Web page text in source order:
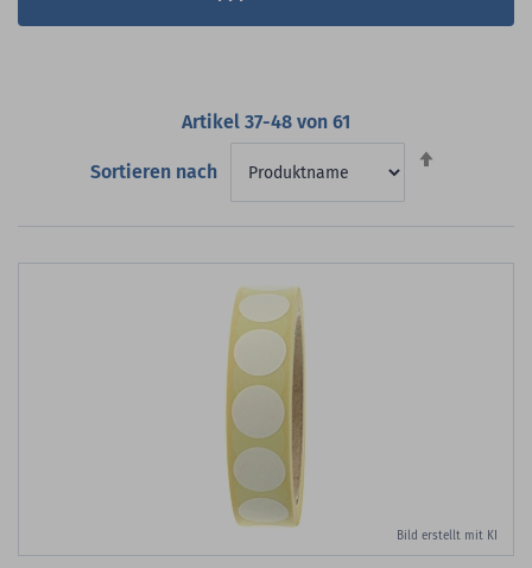
Artikel 37-48 von 61
Sortieren nach
Bild erstellt mit KI